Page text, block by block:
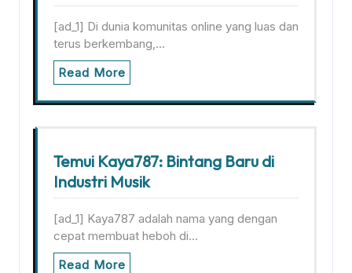
[ad_1] Di dunia komunitas online yang luas dan
terus berkembang,…
Read More
Temui Kaya787: Bintang Baru di
Industri Musik
[ad_1] Kaya787 adalah nama yang dengan
cepat membuat heboh di…
Read More